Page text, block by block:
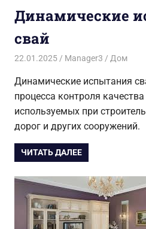
Динамические
свай
22.01.2025 Manager3 Дом
Динамические испытания
процесса контроля
используемых при
дорог и других сооружений.
ЧИТАТЬ ДАЛЕЕ